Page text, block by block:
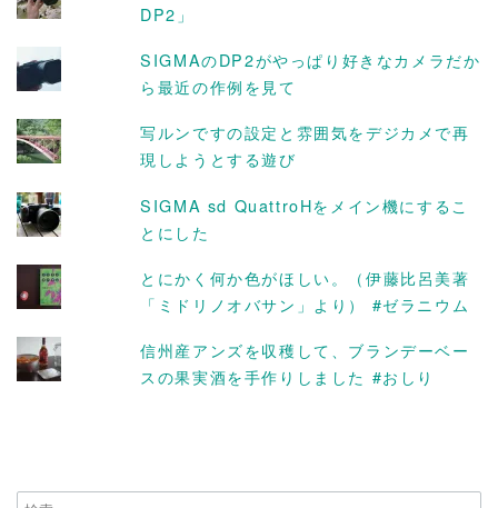
DP2」
SIGMAのDP2がやっぱり好きなカメラだか
ら最近の作例を見て
写ルンですの設定と雰囲気をデジカメで再
現しようとする遊び
SIGMA sd QuattroHをメイン機にするこ
とにした
とにかく何か色がほしい。（伊藤比呂美著
「ミドリノオバサン」より） #ゼラニウム
信州産アンズを収穫して、ブランデーベー
スの果実酒を手作りしました #おしり